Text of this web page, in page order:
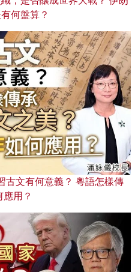
何盤算？
古文有何意義？ 粵語怎樣傳
用？